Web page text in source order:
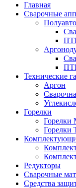
Главная
Сварочные
Технические
Аргон
Горелки
Горелки
Горелки
Редукторы
Сварочные
Средства